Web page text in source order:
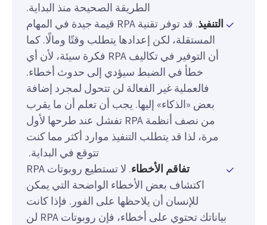
الطريقة الصحيحة منذ البداية.
التنفيذ
. قد توفر تقنية RPA قيمة جيدة في المهام
المستقلة، لكن إعدادها يتطلب وقتًا ومالًا. كما
أن التوفير في تكاليف RPA فكرة سيئة، لأن أي
خطأ في الضبط سيؤدي إلى حدوث أخطاء.
فالعملية غير الفعالة لن تتحول لمجرد إضافة
بعض «الذكاء» إليها. يجب أن تعلم أن ما يقرب
من نصف أنظمة RPA تفشل عند طرحها لأول
مرة، لذا قد يتطلب التنفيذ موارد أكثر مما كنت
تتوقع في البداية.
تفاقم الأخطاء
. لا تستطيع روبوتات RPA
اكتشاف بعض الأخطاء الواضحة التي يمكن
للإنسان أن يلاحظها على الفور. فإذا كانت
بياناتك تحتوي على أخطاء، فإن روبوتات RPA لن